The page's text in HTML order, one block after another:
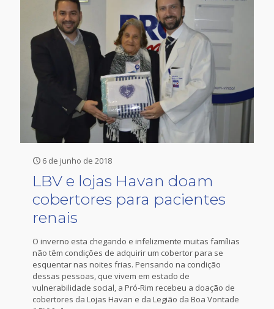
6 de junho de 2018
LBV e lojas Havan doam
cobertores para pacientes
renais
O inverno esta chegando e infelizmente muitas famílias
não têm condições de adquirir um cobertor para se
esquentar nas noites frias. Pensando na condição
dessas pessoas, que vivem em estado de
vulnerabilidade social, a Pró-Rim recebeu a doação de
cobertores da Lojas Havan e da Legião da Boa Vontade